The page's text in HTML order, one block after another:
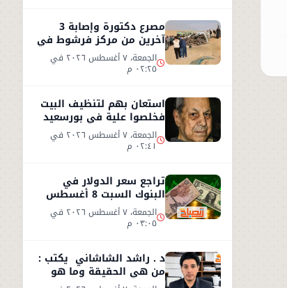
مصرع دكتورة وإصابة 3
آخرين من مركز فرشوط في
حادث على الطريق
الصحراوي الغربي الجمعة، ٧ أغسطس ٢٠٢٦ في
٠٢:٢٥ م
استعان بهم لتنظيف البيت
فخلصوا علية في بورسعيد
الجمعة، ٧ أغسطس ٢٠٢٦ في
٠٢:٤١ م
تراجع سعر الدولار في
البنوك السبت 8 أغسطس
2026.. استقرار عند 49.71
جنيه الجمعة، ٧ أغسطس ٢٠٢٦ في
٠٣:٠٥ م
د . راشد الشاشاني يكتب :
من هي الحقيقة وما هو